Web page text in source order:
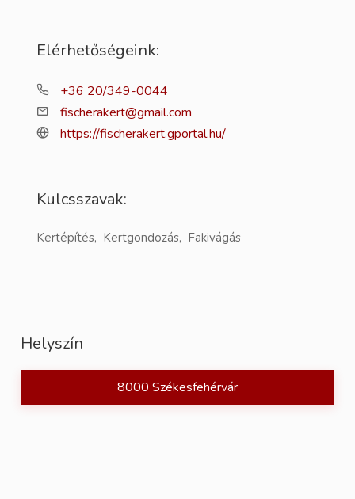
Elérhetőségeink:
+36 20/349-0044
fischerakert@gmail.com
https://fischerakert.gportal.hu/
Kulcsszavak:
Kertépítés, Kertgondozás, Fakivágás
Helyszín
8000 Székesfehérvár